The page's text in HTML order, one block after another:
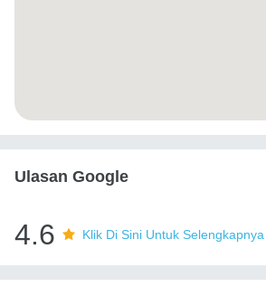
Ulasan Google
4.6 Klik Di Sini Untuk Selengkapnya